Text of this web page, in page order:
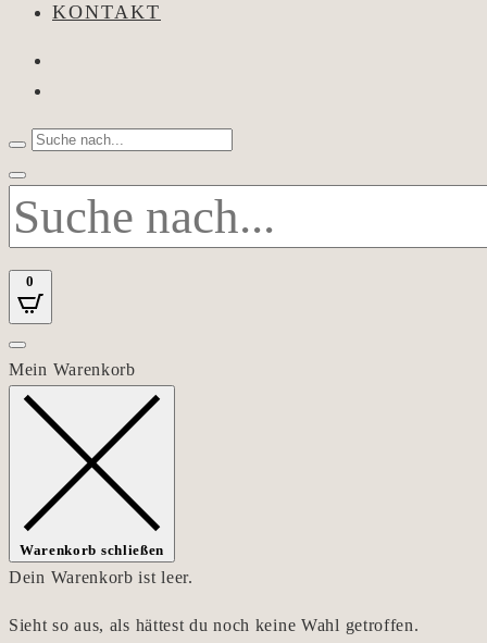
KONTAKT
0
Mein Warenkorb
Warenkorb schließen
Dein Warenkorb ist leer.
Sieht so aus, als hättest du noch keine Wahl getroffen.